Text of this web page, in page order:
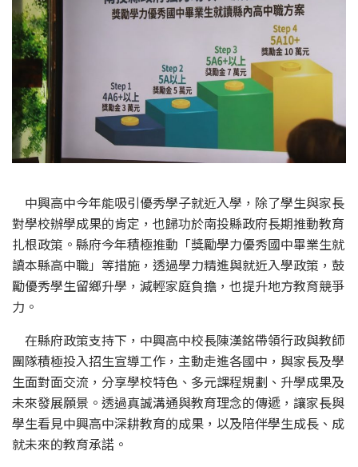
中興高中今年能吸引優秀學子就近入學，除了學生與家長
對學校辦學成果的肯定，也歸功於南投縣政府長期推動教育
扎根政策。縣府今年積極推動「獎勵學力優秀國中畢業生就
讀本縣高中職」等措施，透過學力精進與就近入學政策，鼓
勵優秀學生留鄉升學，減輕家庭負擔，也提升地方教育競爭
力。
在縣府政策支持下，中興高中校長陳漢銘帶領行政與教師
團隊積極投入招生宣導工作，主動走進各國中，與家長及學
生面對面交流，分享學校特色、多元課程規劃、升學成果及
未來發展願景。透過真誠溝通與教育理念的傳遞，讓家長與
學生看見中興高中深耕教育的成果，以及陪伴學生成長、成
就未來的教育承諾。